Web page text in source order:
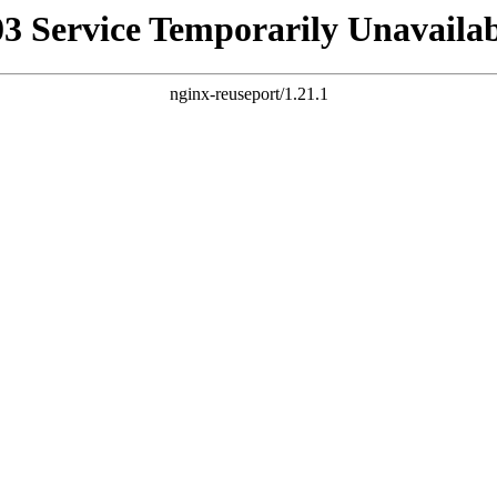
Service Temporarily
nginx-reuseport/1.21.1